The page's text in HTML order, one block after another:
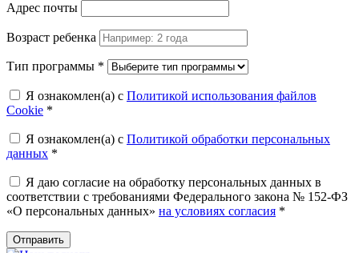
Адрес почты
Возраст ребенка
Тип программы *
Я ознакомлен(а) с Политикой использования файлов
Cookie *
Я ознакомлен(а) с Политикой обработки персональных
данных *
Я даю согласие на обработку персональных данных в
соответствии с требованиями Федерального закона № 152-ФЗ
«О персональных данных» на условиях согласия *
Отправить